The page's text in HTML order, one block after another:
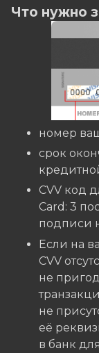
Что нужно
номер
cрок
CVV код
Card: 3
подписи
Если на
CVV
не
не
её
в банк